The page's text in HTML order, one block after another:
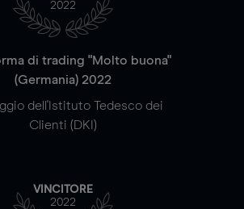
2022
di trading "Molto buona"
(Germania) 2022
dell'Istituto Tedesco dei
Clienti (DKI)
VINCITORE
2022